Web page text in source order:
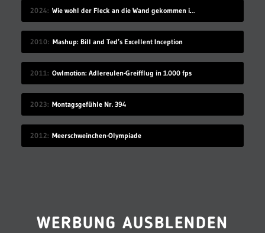
2024 Wie wohl der Fleck an die Wand gekommen ist?
2010 Mashup: Bill and Ted’s Excellent Inception
2011 Owlmotion: Adlereulen-Greifflug in 1.000 fps
2023 Montagsgefühle Nr. 394
2012 Meerschweinchen-Olympiade
WERBUNG AUSBLENDEN